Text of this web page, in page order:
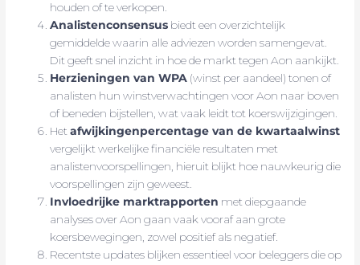
houden of te verkopen.
Analistenconsensus biedt een overzichtelijk
gemiddelde waarin alle adviezen worden samengevat.
Dit geeft snel inzicht in hoe de markt tegen Aon aankijkt.
Herzieningen van WPA (winst per aandeel) tonen of
analisten hun winstverwachtingen voor Aon naar boven
of beneden bijstellen, wat vaak leidt tot koerswijzigingen.
Hetafwijkingenpercentage van de kwartaalwinst
vergelijkt werkelijke financiële resultaten met
analistenvoorspellingen, hieruit blijkt hoe nauwkeurig die
voorspellingen zijn geweest.
Invloedrijke marktrapporten met diepgaande
analyses over Aon gaan vaak vooraf aan grote
koersbewegingen, zowel positief als negatief.
Recentste updates blijken essentieel voor beleggers die op